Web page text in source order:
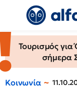
Τουρισμός
σήμερα
Κοινωνία